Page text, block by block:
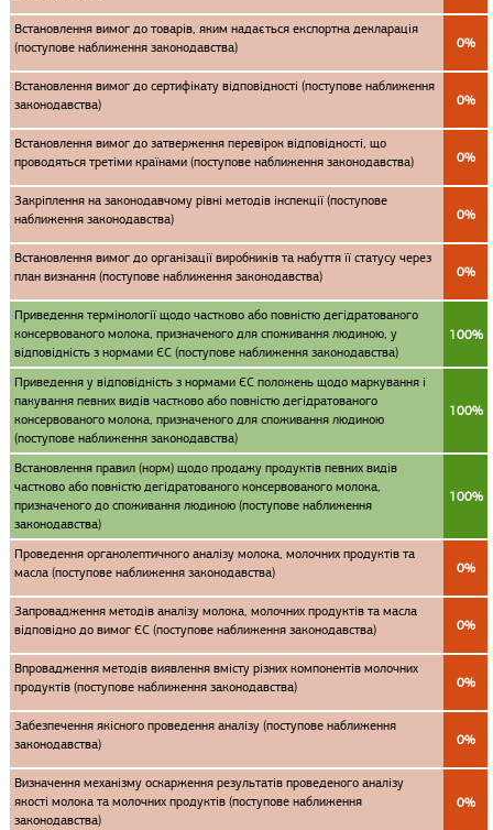
Встановлення вимог до товарів, яким надається експортна декларація
(поступове наближення законодавства)
0%
Встановлення вимог до сертифікату відповідності (поступове наближення
законодавства)
0%
Встановлення вимог до затверження перевірок відповідності, що
проводяться третіми країнами (поступове наближення законодавства)
0%
Закріплення на законодавчому рівні методів інспекції (поступове
наближення законодавства)
0%
Встановлення вимог до організації виробників та набуття її статусу через
план визнання (поступове наближення законодавства)
0%
Приведення термінології щодо частково або повністю дегідратованого
консервованого молока, призначеного для споживання людиною, у
відповідність з нормами ЄС (поступове наближення законодавства)
100%
Приведення у відповідність з нормами ЄС положень щодо маркування і
пакування певних видів частково або повністю дегідратованого
консервованого молока, призначеного для споживання людиною
(поступове наближення законодавства)
100%
Встановлення правил (норм) щодо продажу продуктів певних видів
частково або повністю дегідратованого консервованого молока,
призначеного до споживання людиною (поступове наближення
законодавства)
100%
Проведення органолептичного аналізу молока, молочних продуктів та
масла (поступове наближення законодавства)
0%
Запровадження методів аналізу молока, молочних продуктів та масла
відповідно до вимог ЄС (поступове наближення законодавства)
0%
Впровадження методів виявлення вмісту різних компонентів молочних
продуктів (поступове наближення законодавства)
0%
Забезпечення якісного проведення аналізу (поступове наближення
законодавства)
0%
Визначення механізму оскарження результатів проведеного аналізу
якості молока та молочних продуктів (поступове наближення
законодавства)
0%